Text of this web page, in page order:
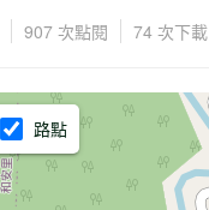
907 次點閱 74 次下載
路點